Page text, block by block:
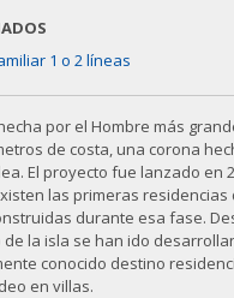
1 o 2 líneas
por el Hombre más
de costa, una corona
El proyecto fue lanzado en
las primeras residencias
durante esa fase.
la isla se han ido
conocido destino
en villas.